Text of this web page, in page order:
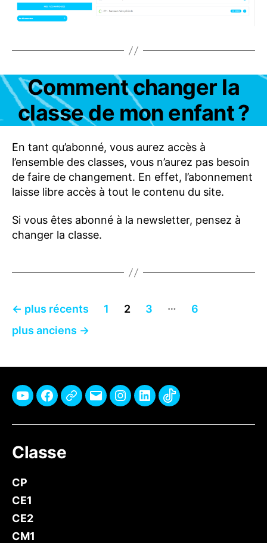
Catégories
A
Q
R
FI
-
C
M
T
E
Comment changer la
classe de mon enfant ?
En tant qu’abonné, vous aurez accès à
l’ensemble des classes, vous n’aurez pas besoin
de faire de changement. En effet, l’abonnement
laisse libre accès à tout le contenu du site.
Si vous êtes abonné à la newsletter, pensez à
changer la classe.
Pagination
des
← plus récents 1 2 3 …
6
plus anciens →
YoutubeFacebook
Pinterest
E-
Instagram
LinkedinTikTok
Classe
CP
CE1
CE2
CM1